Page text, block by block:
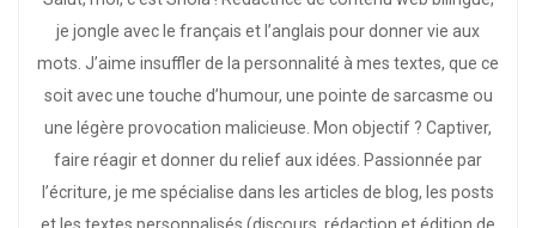
je jongle avec le français et l’anglais pour donner vie aux
mots. J’aime insuffler de la personnalité à mes textes, que ce
soit avec une touche d’humour, une pointe de sarcasme ou
une légère provocation malicieuse. Mon objectif ? Captiver,
faire réagir et donner du relief aux idées. Passionnée par
l’écriture, je me spécialise dans les articles de blog, les posts
et les textes personnalisés (discours, rédaction et édition de